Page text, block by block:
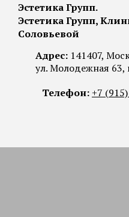
Эстетика Групп.
Эстетика Групп,
Соловьевой
Адрес:141407,
ул. Молодежная 63,
Телефон: +7